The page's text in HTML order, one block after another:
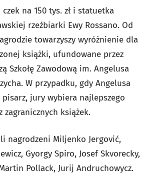
na 150 tys. zł i statuetka
rzeźbiarki Ewy Rossano. Od
towarzyszy wyróżnienie dla
książki, ufundowane przez
Szkołę Zawodową im. Angelusa
W przypadku, gdy Angelusa
jury wybiera najlepszego
zagranicznych książek.
nagrodzeni Miljenko Jergović,
Gyorgy Spiro, Josef Skvorecky,
Pollack, Jurij Andruchowycz.